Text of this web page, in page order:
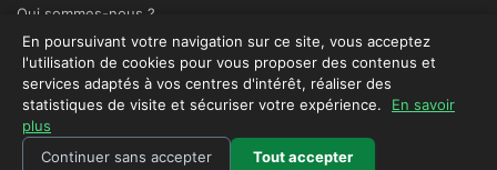
Qui sommes-nous ?
Devenir Fournisseur Partenaire
Publier une annonce
Contact & Sécurité
Plateforme sécurisée - Tous droits réservés © 2026 EspaceAgro.
En poursuivant votre navigation sur ce site, vous acceptez
l'utilisation de cookies pour vous proposer des contenus et
services adaptés à vos centres d'intérêt, réaliser des
statistiques de visite et sécuriser votre expérience.
En savoir
plus
Continuer sans accepter
Tout accepter